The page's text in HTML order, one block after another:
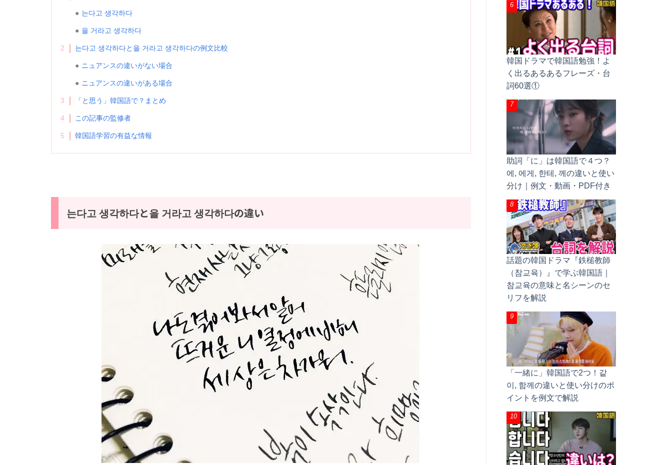
는다고 생각하다
을 거라고 생각하다
2 는다고 생각하다と을 거라고 생각하다の例文比較
ニュアンスの違いがない場合
ニュアンスの違いがある場合
3 「と思う」韓国語で？まとめ
4 この記事の監修者
5 韓国語学習の有益な情報
는다고 생각하다と을 거라고 생각하다の違い
韓国ドラマで韓国語勉強！よ
く出るあるあるフレーズ・台
詞60選①
助詞「に」は韓国語で４つ？
에, 에게, 한테, 께の違いと使い
分け｜例文・動画・PDF付き
話題の韓国ドラマ『鉄槌教師
（참교육）』で学ぶ韓国語｜
참교육の意味と名シーンのセ
リフを解説
「一緒に」韓国語で2つ！같
이, 함께の違いと使い分けのポ
イントを例文で解説